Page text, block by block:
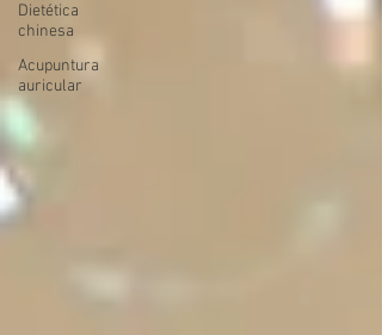
Dietética
chinesa
Acupuntura
auricular